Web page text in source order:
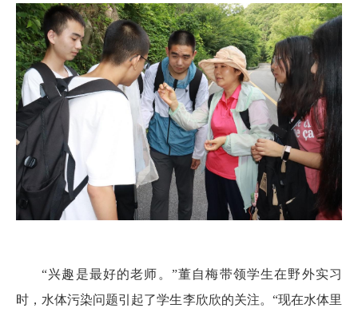
“兴趣是最好的老师。”董自梅带领学生在野外实习
时，水体污染问题引起了学生李欣欣的关注。“现在水体里